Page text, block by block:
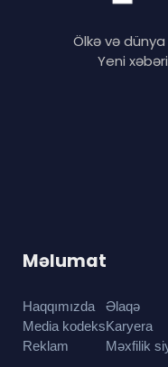
Ölkə və
Yeni
Məlumat
Haqqımızda
Media kodeks
Reklam
Əlaqə
Karyera
Məxfilik